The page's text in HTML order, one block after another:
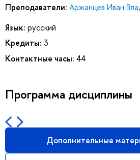
Преподаватели: Аржанцев Иван
Язык: русский
Кредиты: 3
Контактные часы: 44
Программа дисциплины
Дополнительные